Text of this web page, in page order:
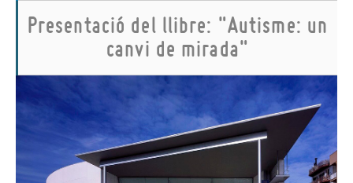
Presentació del llibre: "Autisme: un
canvi de mirada"